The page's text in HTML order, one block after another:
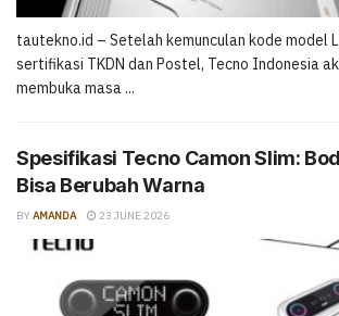
tautekno.id – Setelah kemunculan kode model
sertifikasi TKDN dan Postel, Tecno Indonesia
membuka masa ...
Spesifikasi Tecno Camon Slim:
Bisa Berubah Warna
BY AMANDA 23 JUNE 2026